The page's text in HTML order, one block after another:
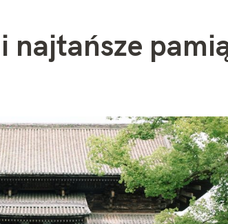
najtańsze